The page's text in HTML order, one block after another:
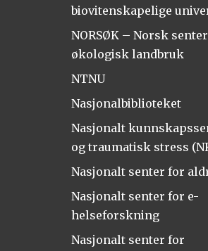
biovitenskapelige
NORSØK – Norsk
økologisk landbruk
NTNU
Nasjonalbiblioteket
Nasjonalt
og traumatisk stress
Nasjonalt senter for
Nasjonalt senter for e-
helseforskning
Nasjonalt senter for